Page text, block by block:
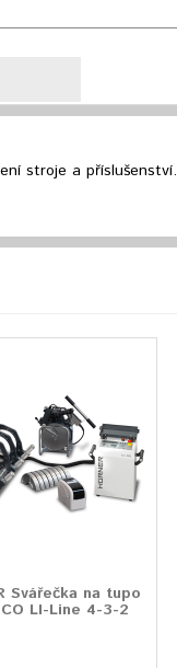
stroje a příslušenství.
Svářečka na tupo
LI-Line 4-3-2